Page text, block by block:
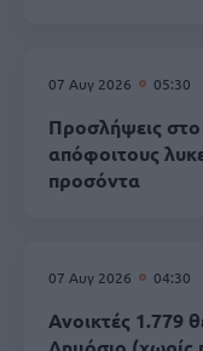
07 Αυγ 2026 05:30
Προσλήψεις
απόφοιτους
προσόντα
07 Αυγ 2026 04:30
Ανοικτές 1.779